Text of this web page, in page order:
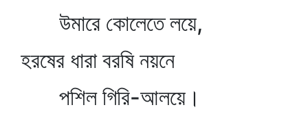
উমারে কোলেতে লয়ে,
হরষের ধারা বরষি নয়নে
পশিল গিরি-আলয়ে।